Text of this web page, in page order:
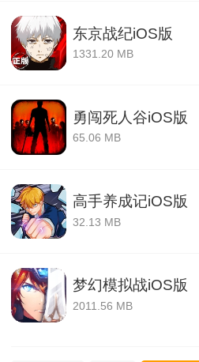
东京战纪iOS版
1331.20 MB
勇闯死人谷iOS版
65.06 MB
高手养成记iOS版
32.13 MB
梦幻模拟战iOS版
2011.56 MB